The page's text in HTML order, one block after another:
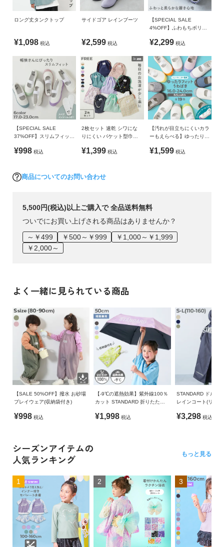
ロング丈タンクトップ
¥1,098 税込
サイドゴア レインブーツ
¥2,599 税込
【SPECIAL SALE
4%OFF】ふわもちボリュ
ダル
¥2,299 税込
【SPECIAL SALE
37%OFF】スリムフィット
枚付き
¥998 税込
2枚セット 速乾 シワにな
りにくい バケット型巾着
¥1,399 税込
【汚れが目立ちにくいカラ
ーもえらべる】ゆったりフ
ンソール2枚付き
¥1,599 税込
商品についてのお問い合わせ
5,500円(税込)以上ご購入で 全品送料無料
ついでにお買い上げされる商品はありませんか？
～￥499
￥500～￥999
￥1,000～￥1,999
￥2,000～
よく一緒に見られている商品
【SALE 50%OFF】撥水 お砂場
プレイウェア(収納袋付き)
¥998 税込
【-9℃の遮熱効果】紫外線100％
カット STANDARD 折りたたみ
¥1,998 税込
STANDARD ドルマ
レインコート(リフ
¥3,298 税込
シーズンアイテムの
人気ランキング
もっと見る
1 2 3